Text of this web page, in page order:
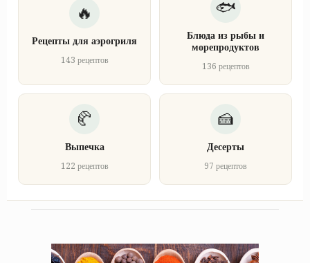
Рецепты для аэрогриля
143 рецептов
Блюда из рыбы и
морепродуктов
136 рецептов
Выпечка
122 рецептов
Десерты
97 рецептов